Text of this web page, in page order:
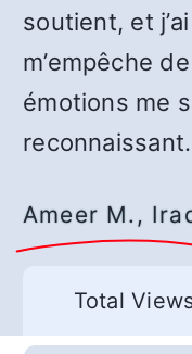
soutient, et
m’empêche
émotions me
reconnaissant.
Ameer M.,
Total